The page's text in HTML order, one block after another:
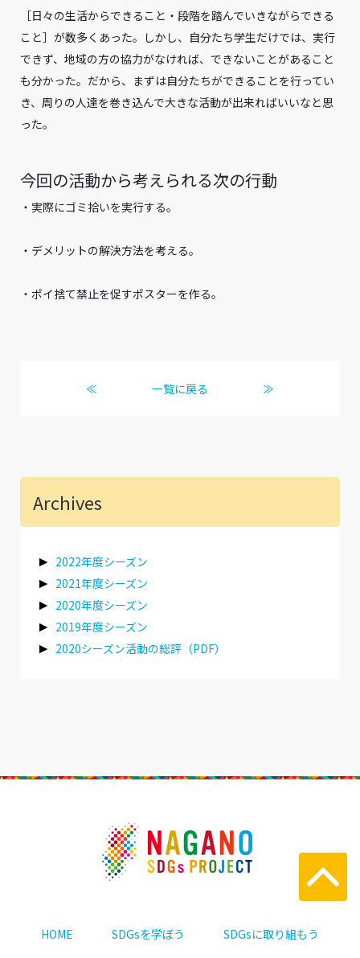
［日々の生活からできること・段階を踏んでいきながらできる
こと］が数多くあった。しかし、自分たち学生だけでは、実行
できず、地域の方の協力がなければ、できないことがあること
も分かった。だから、まずは自分たちができることを行ってい
き、周りの人達を巻き込んで大きな活動が出来ればいいなと思
った。
今回の活動から考えられる次の行動
・実際にゴミ拾いを実行する。
・デメリットの解決方法を考える。
・ポイ捨て禁止を促すポスターを作る。
≪ 一覧に戻る ≫
Archives
2022年度シーズン
2021年度シーズン
2020年度シーズン
2019年度シーズン
2020シーズン活動の総評（PDF）
HOME SDGsを学ぼう SDGsに取り組もう